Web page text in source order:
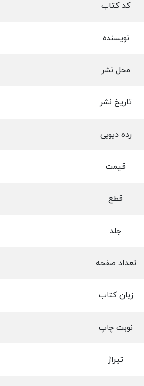
کد کتاب
نویسنده
محل نشر
تاریخ نشر
رده دیویی
قیمت
قطع
جلد
تعداد صفحه
زبان کتاب
نوبت چاپ
تیراژ